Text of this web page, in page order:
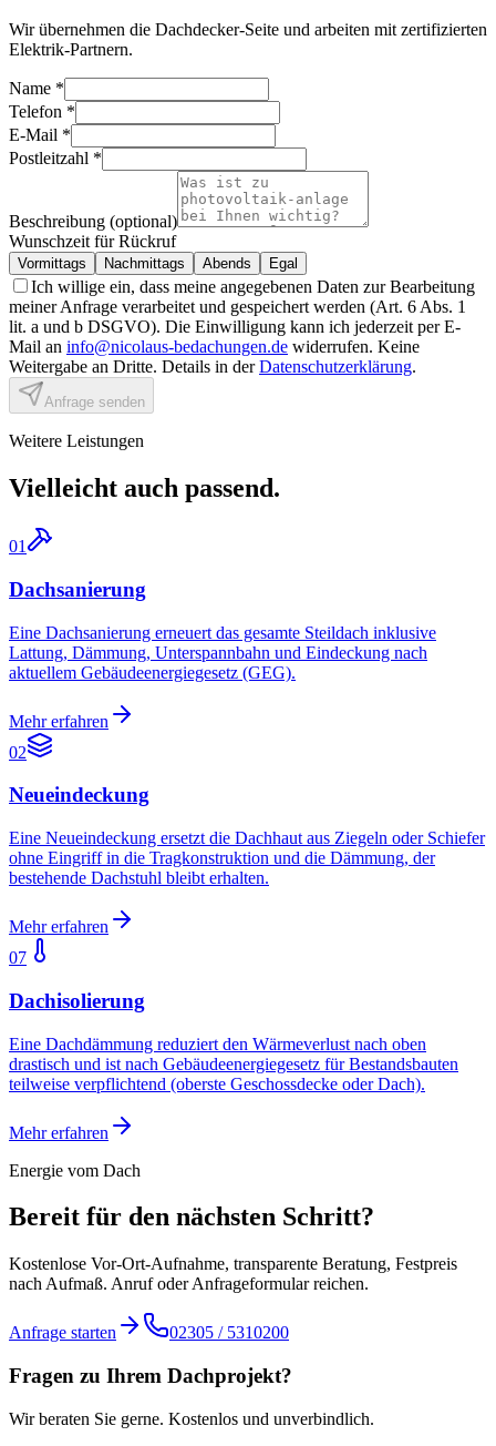
Wir übernehmen die Dachdecker-Seite und arbeiten mit zertifizierten
Elektrik-Partnern.
Name *
Telefon *
E-Mail *
Postleitzahl *
Beschreibung (optional)
Wunschzeit für Rückruf
Vormittags Nachmittags Abends Egal
Ich willige ein, dass meine angegebenen Daten zur Bearbeitung
meiner Anfrage verarbeitet und gespeichert werden (Art. 6 Abs. 1
lit. a und b DSGVO). Die Einwilligung kann ich jederzeit per E-
Mail an info@nicolaus-bedachungen.de widerrufen. Keine
Weitergabe an Dritte. Details in der Datenschutzerklärung.
Anfrage senden
Weitere Leistungen
Vielleicht auch passend.
01
Dachsanierung
Eine Dachsanierung erneuert das gesamte Steildach inklusive
Lattung, Dämmung, Unterspannbahn und Eindeckung nach
aktuellem Gebäudeenergiegesetz (GEG).
Mehr erfahren
02
Neueindeckung
Eine Neueindeckung ersetzt die Dachhaut aus Ziegeln oder Schiefer
ohne Eingriff in die Tragkonstruktion und die Dämmung, der
bestehende Dachstuhl bleibt erhalten.
Mehr erfahren
07
Dachisolierung
Eine Dachdämmung reduziert den Wärmeverlust nach oben
drastisch und ist nach Gebäudeenergiegesetz für Bestandsbauten
teilweise verpflichtend (oberste Geschossdecke oder Dach).
Mehr erfahren
Energie vom Dach
Bereit für den nächsten Schritt?
Kostenlose Vor-Ort-Aufnahme, transparente Beratung, Festpreis
nach Aufmaß. Anruf oder Anfrageformular reichen.
Anfrage starten 02305 / 5310200
Fragen zu Ihrem Dachprojekt?
Wir beraten Sie gerne. Kostenlos und unverbindlich.